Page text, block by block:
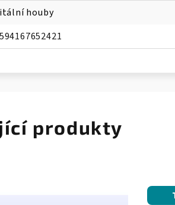
houby
produkty